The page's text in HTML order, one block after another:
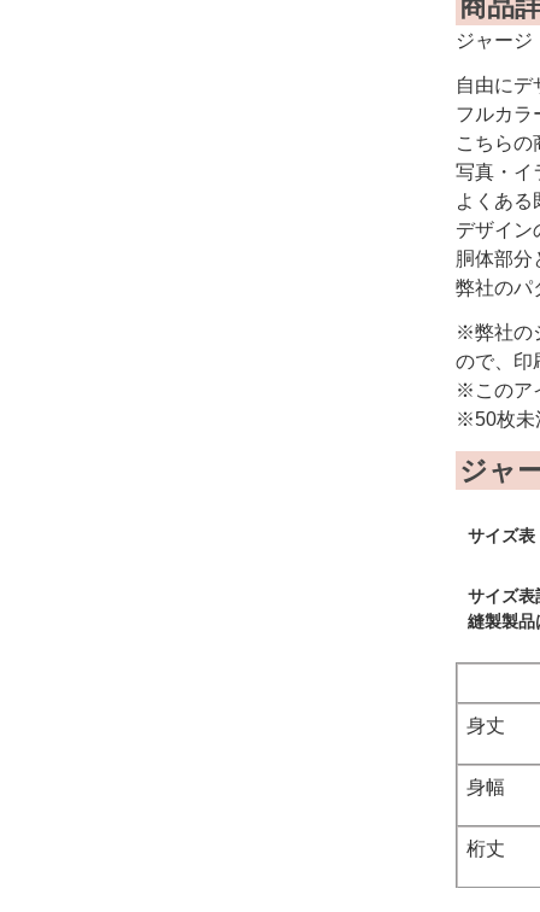
ジャージ
自由にデ
フルカラ
こちらの
写真・イ
よくある
デザイン
胴体部分
弊社のパ
※弊社の
ので、印
※このア
※50枚未
ジャ
サイズ表
サイズ表
縫製製品
身丈
身幅
桁丈